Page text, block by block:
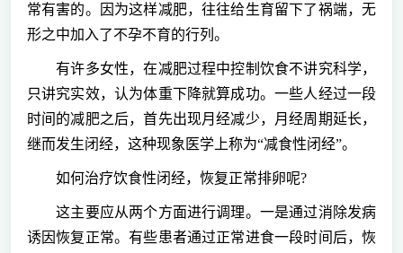
常有害的。因为这样减肥，往往给生育留下了祸端，无
形之中加入了不孕不育的行列。
有许多女性，在减肥过程中控制饮食不讲究科学，
只讲究实效，认为体重下降就算成功。一些人经过一段
时间的减肥之后，首先出现月经减少，月经周期延长，
继而发生闭经，这种现象医学上称为“减食性闭经”。
如何治疗饮食性闭经，恢复正常排卵呢?
这主要应从两个方面进行调理。一是通过消除发病
诱因恢复正常。有些患者通过正常进食一段时间后，恢